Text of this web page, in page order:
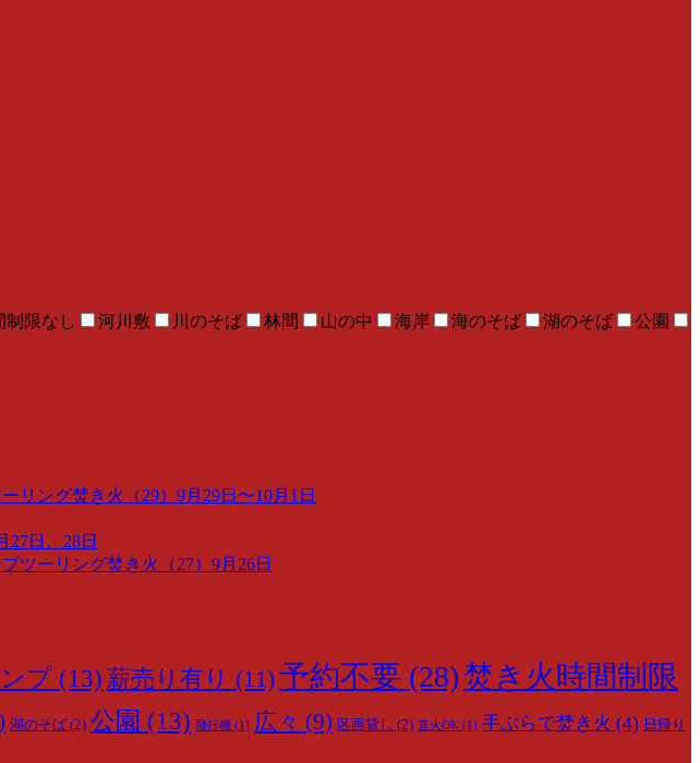
制限なし 河川敷 川のそば 林間 山の中 海岸 海のそば 湖のそば
公園
リング焚き火（29）9月29日〜10月1日
27日、28日
ツーリング焚き火（27）9月26日
プ (13) 薪売り有り (11)予約不要 (28)焚き火時間制限
湖のそば (2) 公園 (13) 飛行機 (1) 広々 (9) 区画貸し (2) 直火OK (1) 手ぶらで焚き火 (4) 日帰り